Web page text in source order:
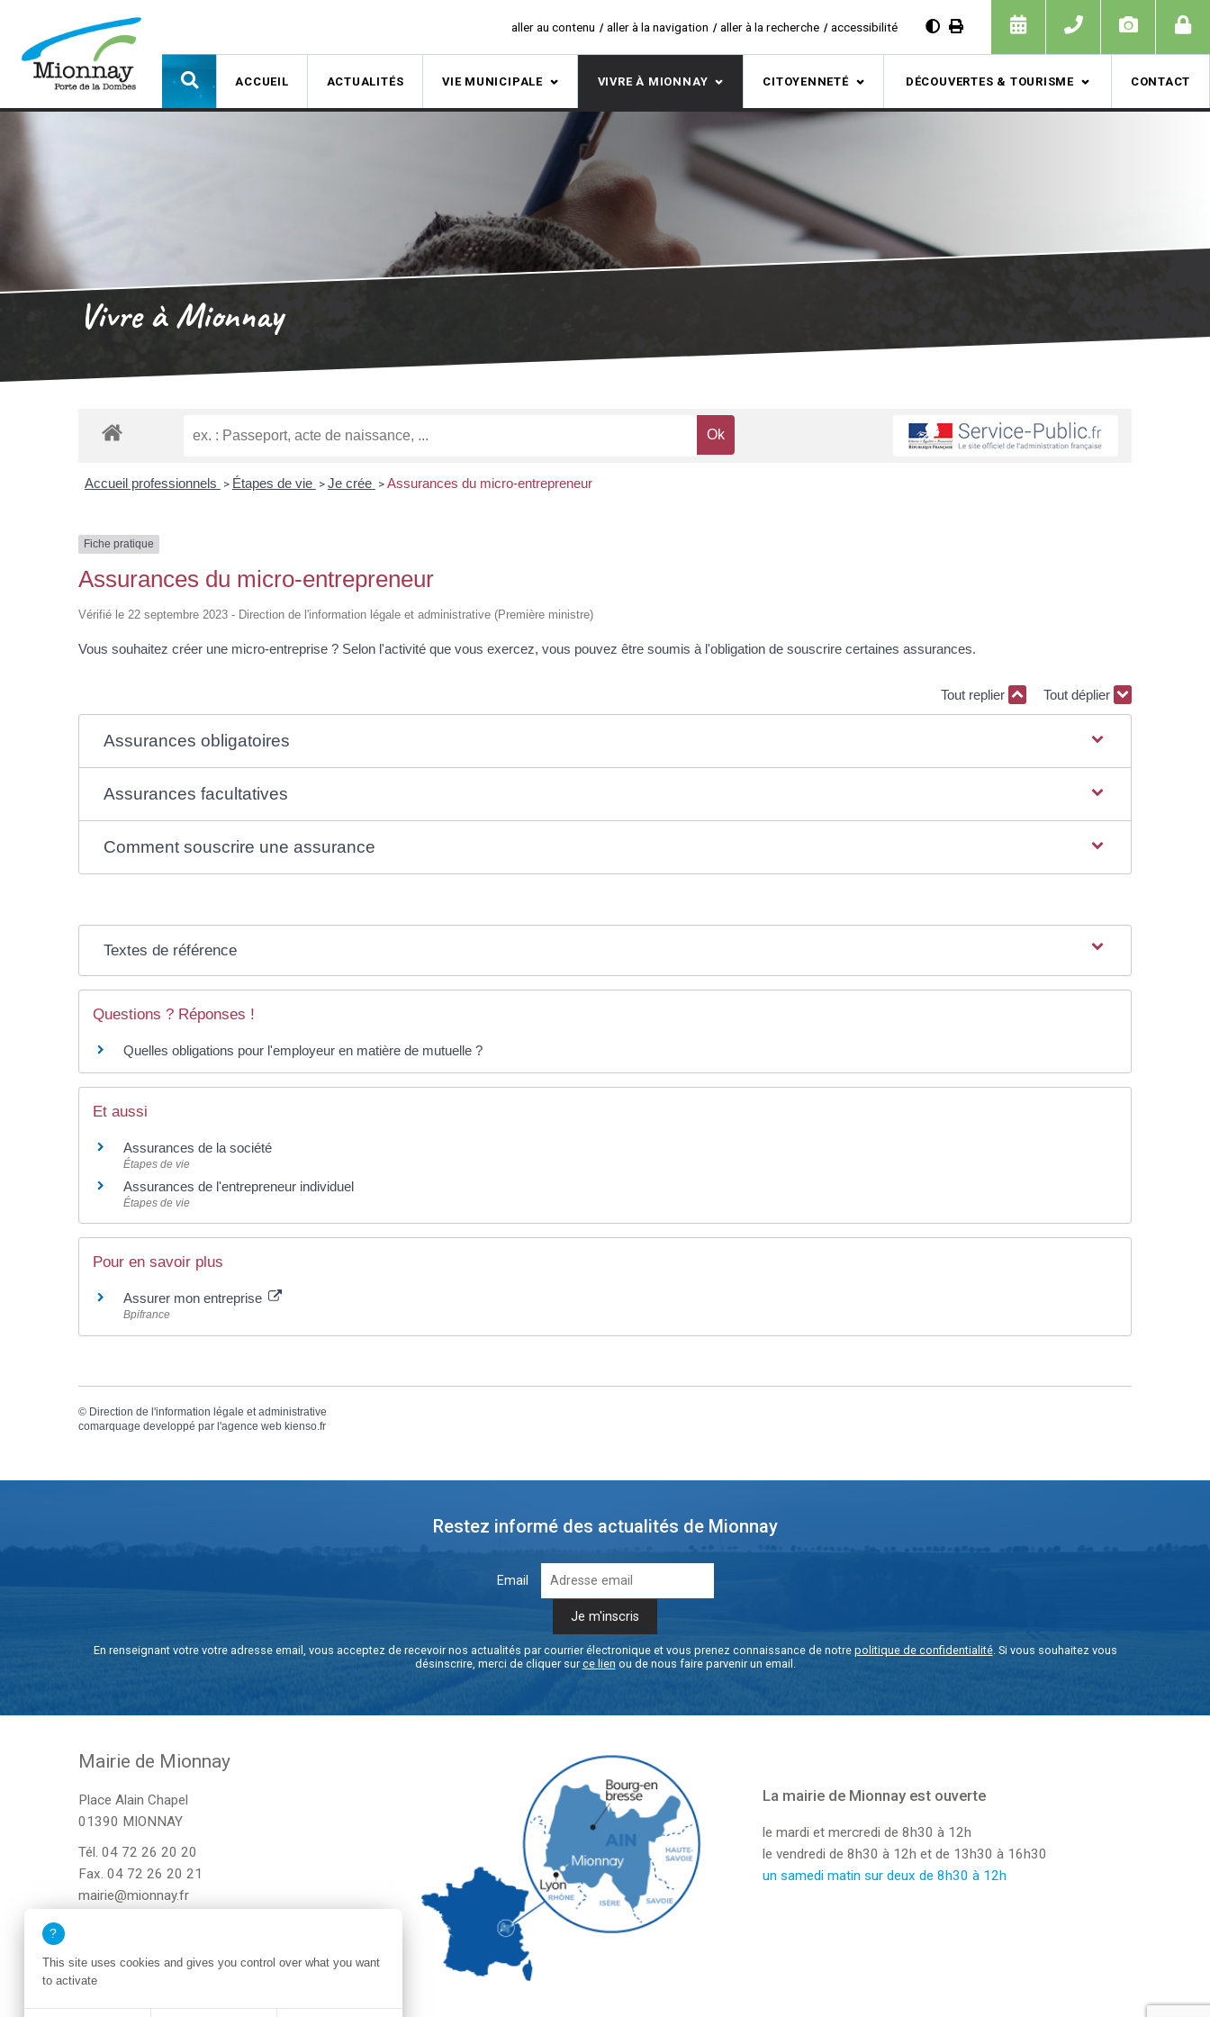
aller au contenu aller à la navigation aller à la recherche accessibilité
ACCUEIL ACTUALITÉS VIE MUNICIPALE VIVRE À MIONNAY CITOYENNETÉ DÉCOUVERTES & TOURISME CONTACT
Vivre à Mionnay
Accueil professionnels > Étapes de vie > Je crée > Assurances du micro-entrepreneur
Fiche pratique
Assurances du micro-entrepreneur
Vérifié le 22 septembre 2023 - Direction de l'information légale et administrative (Première ministre)
Vous souhaitez créer une micro-entreprise ? Selon l'activité que vous exercez, vous pouvez être soumis à l'obligation de souscrire certaines assurances.
Tout replier Tout déplier
Assurances obligatoires
Assurances facultatives
Comment souscrire une assurance
Textes de référence
Questions ? Réponses !
Quelles obligations pour l'employeur en matière de mutuelle ?
Et aussi
Assurances de la société
Étapes de vie
Assurances de l'entrepreneur individuel
Étapes de vie
Pour en savoir plus
Assurer mon entreprise
Bpifrance
© Direction de l'information légale et administrative
comarquage developpé par l'agence web kienso.fr
Restez informé des actualités de Mionnay
Email
En renseignant votre votre adresse email, vous acceptez de recevoir nos actualités par courrier électronique et vous prenez connaissance de notre politique de confidentialité. Si vous souhaitez vous
désinscrire, merci de cliquer surce lien ou de nous faire parvenir un email.
Mairie de Mionnay
Place Alain Chapel
01390 MIONNAY
Tél.04 72 26 20 20
Fax. 04 72 26 20 21
mairie@mionnay.fr
La mairie de Mionnay est ouverte
le mardi et mercredi de 8h30 à 12h
le vendredi de 8h30 à 12h et de 13h30 à 16h30
un samedi matin sur deux de 8h30 à 12h
This site uses cookies and gives you control over what you want
to activate